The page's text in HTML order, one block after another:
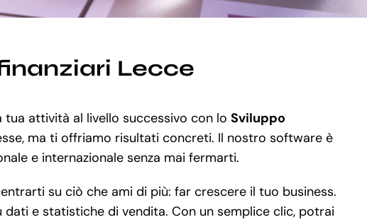
Lecce
attività al livello successivo con lo Sviluppo
ma ti offriamo risultati concreti. Il nostro software è
e internazionale senza mai fermarti.
su ciò che ami di più: far crescere il tuo business.
e statistiche di vendita. Con un semplice clic, potrai